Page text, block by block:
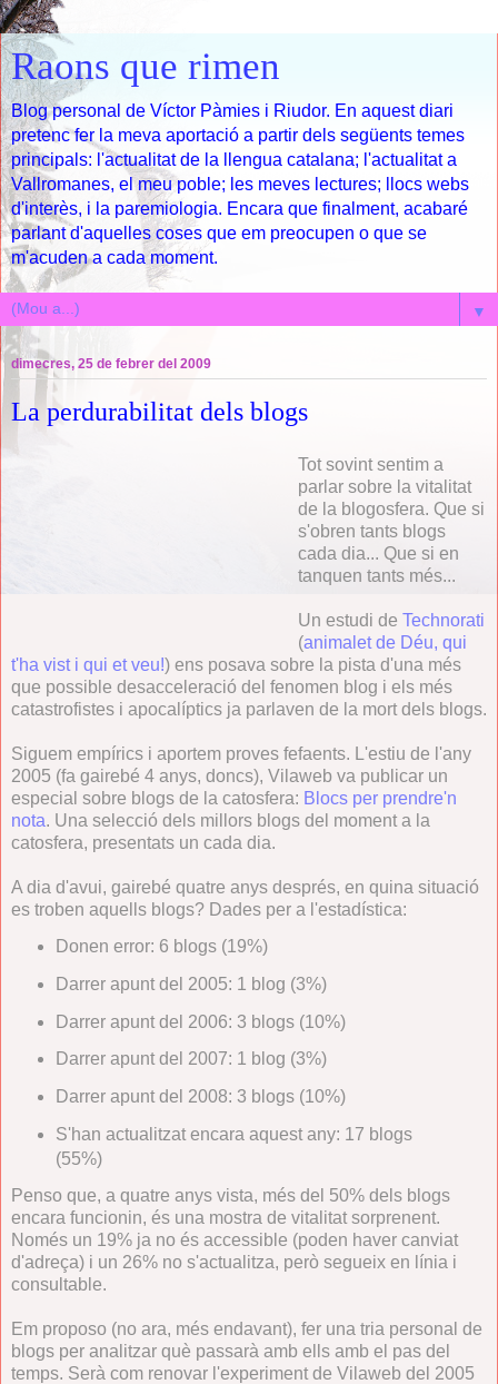
Raons que rimen
Blog personal de Víctor Pàmies i Riudor. En aquest diari
pretenc fer la meva aportació a partir dels següents temes
principals: l'actualitat de la llengua catalana; l'actualitat a
Vallromanes, el meu poble; les meves lectures; llocs webs
d'interès, i la paremiologia. Encara que finalment, acabaré
parlant d'aquelles coses que em preocupen o que se
m'acuden a cada moment.
▼
dimecres, 25 de febrer del 2009
La perdurabilitat dels blogs
Tot sovint sentim a
parlar sobre la vitalitat
de la blogosfera. Que si
s'obren tants blogs
cada dia... Que si en
tanquen tants més...
Un estudi de Technorati
(animalet de Déu, qui
t'ha vist i qui et veu!) ens posava sobre la pista d'una més
que possible desacceleració del fenomen blog i els més
catastrofistes i apocalíptics ja parlaven de la mort dels blogs.
Siguem empírics i aportem proves fefaents. L'estiu de l'any
2005 (fa gairebé 4 anys, doncs), Vilaweb va publicar un
especial sobre blogs de la catosfera: Blocs per prendre'n
nota. Una selecció dels millors blogs del moment a la
catosfera, presentats un cada dia.
A dia d'avui, gairebé quatre anys després, en quina situació
es troben aquells blogs? Dades per a l'estadística:
Donen error: 6 blogs (19%)
Darrer apunt del 2005: 1 blog (3%)
Darrer apunt del 2006: 3 blogs (10%)
Darrer apunt del 2007: 1 blog (3%)
Darrer apunt del 2008: 3 blogs (10%)
S'han actualitzat encara aquest any: 17 blogs
(55%)
Penso que, a quatre anys vista, més del 50% dels blogs
encara funcionin, és una mostra de vitalitat sorprenent.
Només un 19% ja no és accessible (poden haver canviat
d'adreça) i un 26% no s'actualitza, però segueix en línia i
consultable.
Em proposo (no ara, més endavant), fer una tria personal de
blogs per analitzar què passarà amb ells amb el pas del
temps. Serà com renovar l'experiment de Vilaweb del 2005